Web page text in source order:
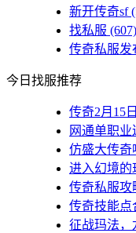
新开传奇sf
找私服 (607)
传奇私服发
今日找服推荐
传奇2月15
网通单职
仿盛大传奇
进入幻境的
传奇私服攻
传奇技能点
征战玛法，